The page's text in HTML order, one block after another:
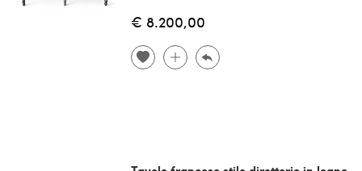
€ 8.200,00